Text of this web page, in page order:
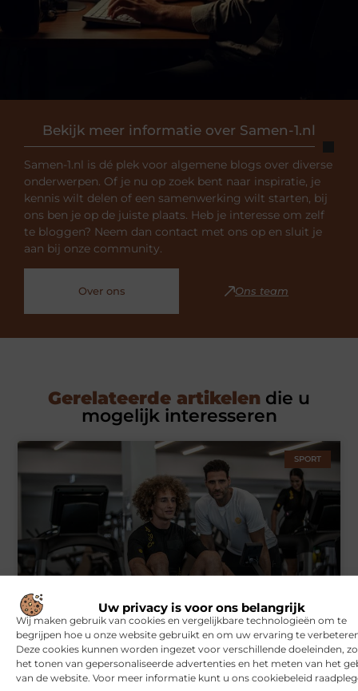
Uw privacy is voor ons belangrijk
Wij maken gebruik van cookies en vergelijkbare technologieën om te
begrijpen hoe u onze website gebruikt en om uw ervaring te
Deze cookies kunnen worden ingezet voor verschillende doeleinden,
het tonen van gepersonaliseerde advertenties en het meten van het
van de website. Voor meer informatie kunt u ons cookiebeleid
Bekijk meer informatie over Samen-1.nl
Samen-1.nl is dé plek voor algemene blogs over diverse
onderwerpen. Of je nu op zoek bent naar inspiratie, je
kennis wilt delen of een samenwerking wilt starten, bij
ons ben je op de juiste plaats. Heb je interesse om zelf
te bloggen? Neem dan contact met ons op en sluit je
aan bij onze community.
Over ons Ons team
Gerelateerde artikelen die u
mogelijk interesseren
SPORT
Symbiont360: Innovatieve EMS-training in Utrecht voor een
effectieve workout
WONINGEN